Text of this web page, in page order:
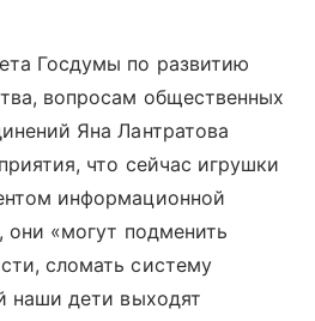
Госдумы по развитию
вопросам общественных
Яна Лантратова
что сейчас игрушки
информационной
«могут подменить
сломать систему
наши дети выходят